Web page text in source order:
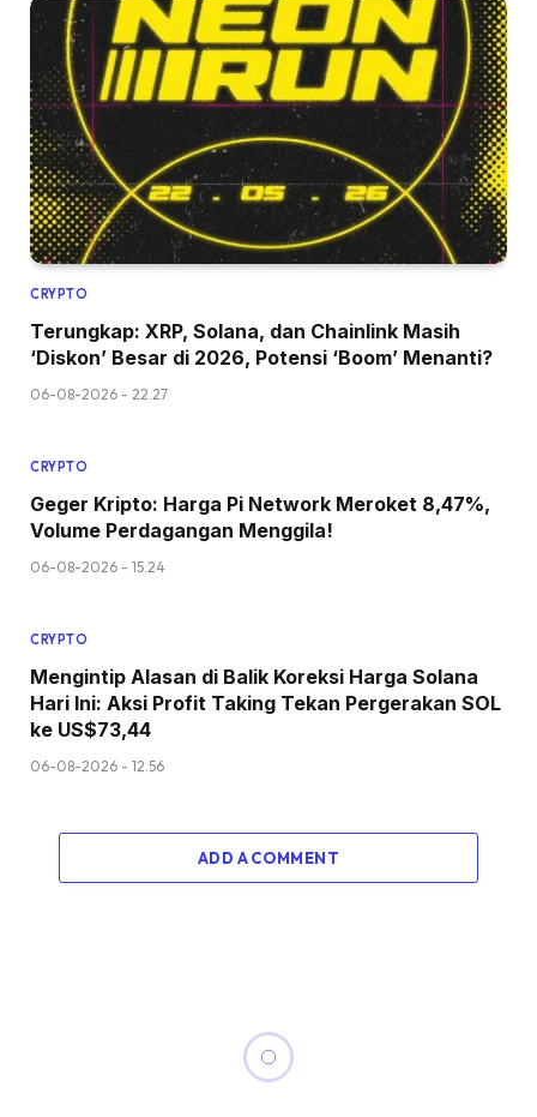
CRYPTO
Terungkap: XRP, Solana, dan Chainlink Masih
‘Diskon’ Besar di 2026, Potensi ‘Boom’ Menanti?
06-08-2026 - 22.27
CRYPTO
Geger Kripto: Harga Pi Network Meroket 8,47%,
Volume Perdagangan Menggila!
06-08-2026 - 15.24
CRYPTO
Mengintip Alasan di Balik Koreksi Harga Solana
Hari Ini: Aksi Profit Taking Tekan Pergerakan SOL
ke US$73,44
06-08-2026 - 12.56
ADD A COMMENT